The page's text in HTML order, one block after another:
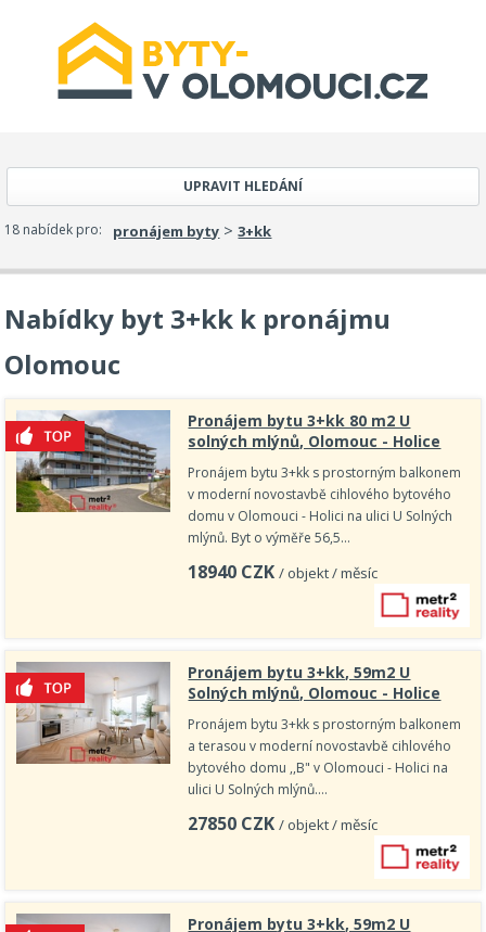
UPRAVIT HLEDÁNÍ
18 nabídek pro: pronájem byty >3+kk
Nabídky byt 3+kk k pronájmu
Olomouc
Pronájem bytu 3+kk 80 m2 U
solných mlýnů, Olomouc - Holice
Pronájem bytu 3+kk s prostorným balkonem
v moderní novostavbě cihlového bytového
domu v Olomouci - Holici na ulici U Solných
mlýnů. Byt o výměře 56,5…
18940 CZK / objekt / měsíc
Pronájem bytu 3+kk, 59m2 U
Solných mlýnů, Olomouc - Holice
Pronájem bytu 3+kk s prostorným balkonem
a terasou v moderní novostavbě cihlového
bytového domu ,,B" v Olomouci - Holici na
ulici U Solných mlýnů.…
27850 CZK / objekt / měsíc
Pronájem bytu 3+kk, 59m2 U